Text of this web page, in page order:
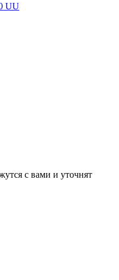
UU
с вами и уточнят